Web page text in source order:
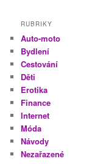
RUBRIKY
Auto-moto
Bydlení
Cestování
Děti
Erotika
Finance
Internet
Móda
Návody
Nezařazené